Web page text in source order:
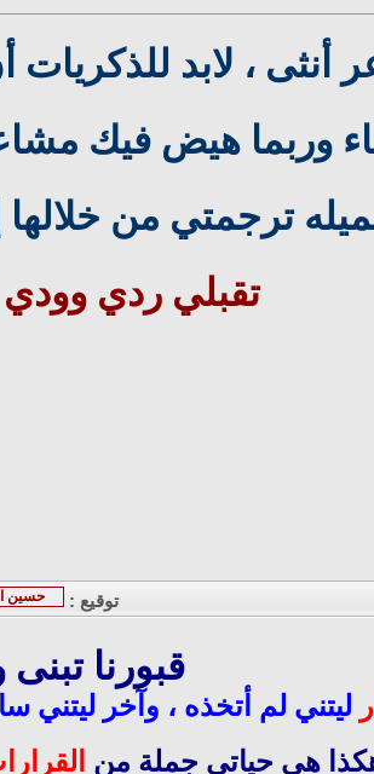
أنثى ، لابد للذكريات
وربما هيض فيك
ترجمتي من
تقبلي ردي
توقيع : حسين
قبورنا تبنى
ليتني لم أتخذه ، وآخر ليتني
هي حياتي جملة من